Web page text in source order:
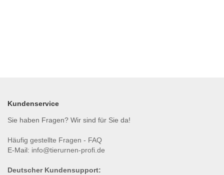
Kundenservice
Sie haben Fragen? Wir sind für Sie da!
Häufig gestellte Fragen - FAQ
E-Mail: info@tierurnen-profi.de
Deutscher Kundensupport: